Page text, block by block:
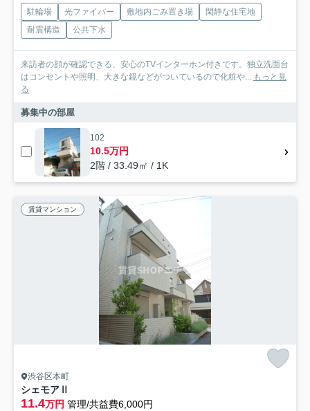
駐輪場 光ファイバー 敷地内ごみ置き場
閑静な住宅地
耐震構造
公共下水
来訪者の顔が確認できる、安心のTVインターホン付きです。独立洗面台
はコンセントや照明、大きな鏡などがついているので化粧や...
もっと見
る
募集中の部屋
102
10.5万円
2階 / 33.49㎡ / 1K
賃貸マンション
渋谷区本町
シェモアⅡ
11.4万円 管理/共益費6,000円